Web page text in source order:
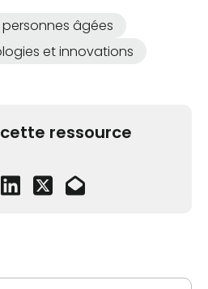
âgées
et innovations
ressource